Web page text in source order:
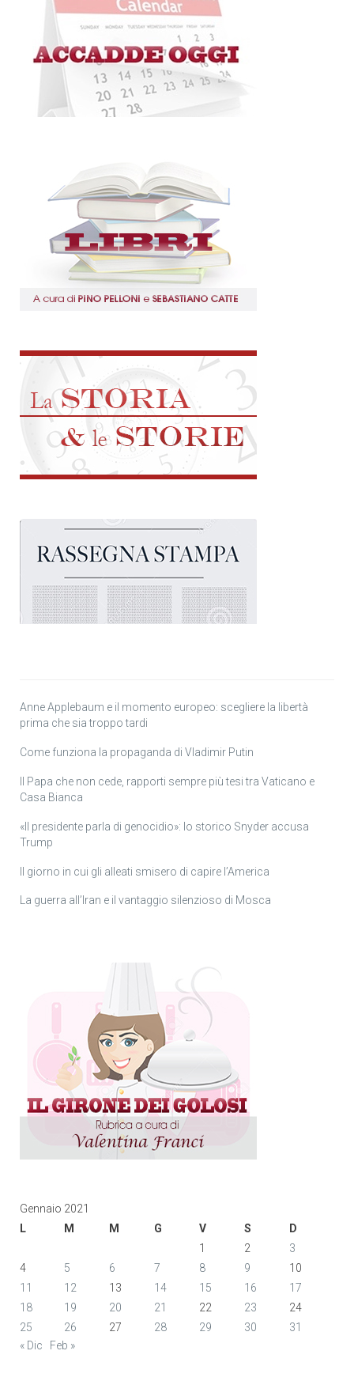
Anne Applebaum e il momento europeo: scegliere la libertà
prima che sia troppo tardi
Come funziona la propaganda di Vladimir Putin
Il Papa che non cede, rapporti sempre più tesi tra Vaticano e
Casa Bianca
«Il presidente parla di genocidio»: lo storico Snyder accusa
Trump
Il giorno in cui gli alleati smisero di capire l’America
La guerra all’Iran e il vantaggio silenzioso di Mosca
Gennaio 2021
L
M M G V S
D
1
2
3
4
5 6 7 8 9
10
11
12 13 14 15 16
17
18
19 20 21 22 23
24
25
26 27 28 29 30
31
« Dic
Feb »